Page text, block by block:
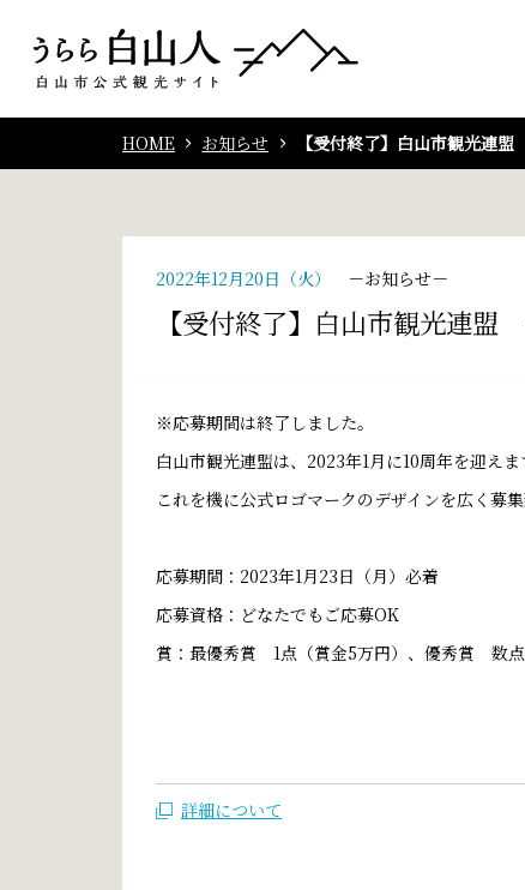
HOME お知らせ 【受付終了】白山市観光連
【受付終了】白山市観光連
2022年12月20日（火） お知らせ
※応募期間は終了しました。
白山市観光連盟は、2023年1月に10周年を迎えま
これを機に公式ロゴマークのデザインを広く募集
応募期間：2023年1月23日（月）必着
応募資格：どなたでもご応募OK
賞：最優秀賞 1点（賞金5万円）、優秀賞 数点
詳細について